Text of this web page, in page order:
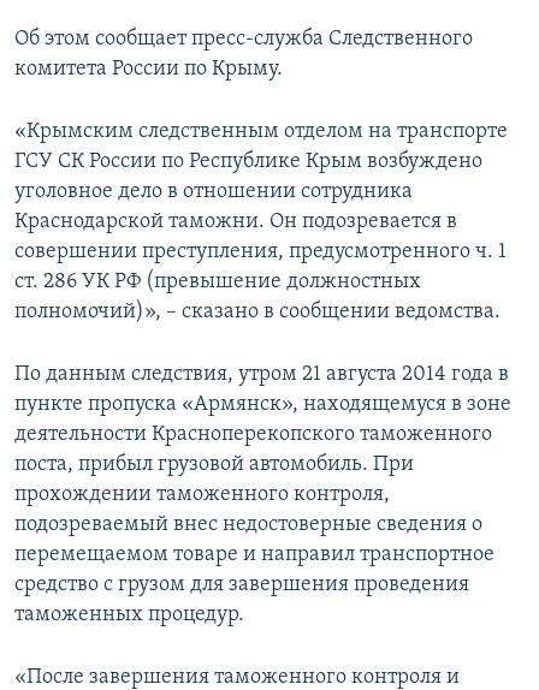
ПРОПАВШИЕ БЕЗ ВЕСТИ
КРЫМ.НЕПОКОРЕННЫЙ
УКРАИНСКАЯ ПРОБЛЕМА КРЫМА
Qırımtatar
Все сайты RFE/RL
Об этом сообщает пресс-служба Следственного
комитета России по Крыму.
«Крымским следственным отделом на транспорте
ГСУ СК России по Республике Крым возбуждено
уголовное дело в отношении сотрудника
Краснодарской таможни. Он подозревается в
совершении преступления, предусмотренного ч. 1
ст. 286 УК РФ (превышение должностных
полномочий)», – сказано в сообщении ведомства.
По данным следствия, утром 21 августа 2014 года в
пункте пропуска «Армянск», находящемуся в зоне
деятельности Красноперекопского таможенного
поста, прибыл грузовой автомобиль. При
прохождении таможенного контроля,
подозреваемый внес недостоверные сведения о
перемещаемом товаре и направил транспортное
средство с грузом для завершения проведения
таможенных процедур.
«После завершения таможенного контроля и